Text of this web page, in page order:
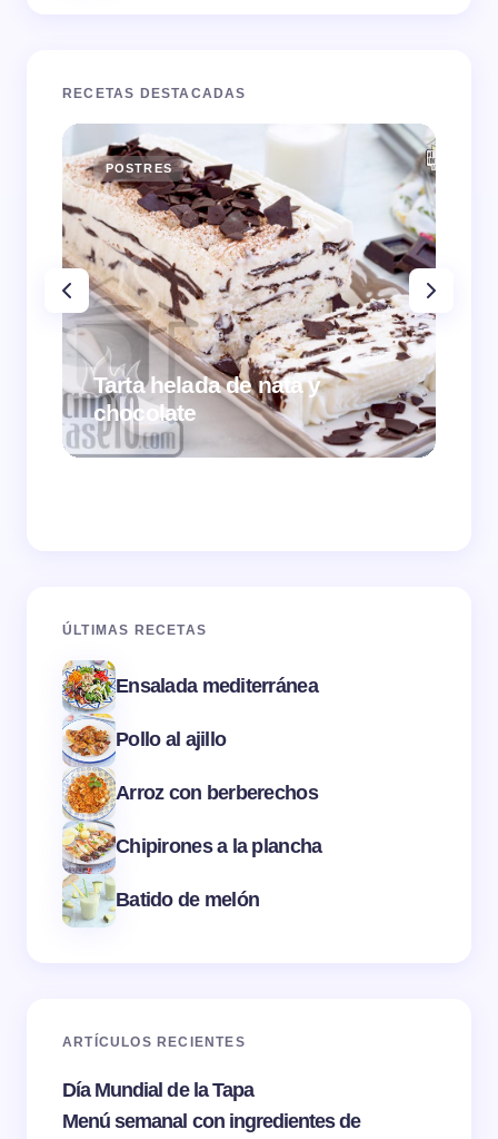
RECETAS DESTACADAS
POSTRES
Tarta helada de nata y
chocolate
ÚLTIMAS RECETAS
Ensalada mediterránea
Pollo al ajillo
Arroz con berberechos
Chipirones a la plancha
Batido de melón
ARTÍCULOS RECIENTES
Día Mundial de la Tapa
Menú semanal con ingredientes de